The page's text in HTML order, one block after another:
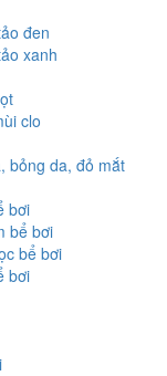
đen
xanh
clo
bỏng da, đỏ mắt
bơi
bể bơi
bể bơi
bơi